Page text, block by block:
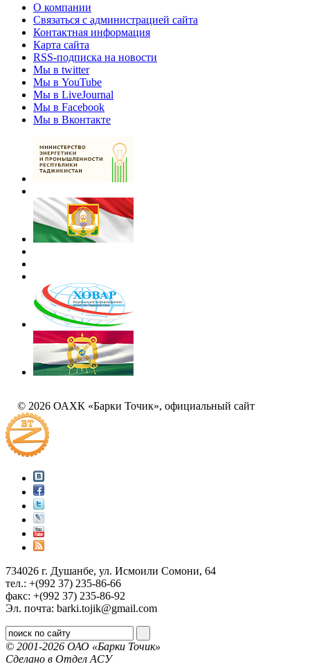
О компании
Связаться с администрацией сайта
Контактная информация
Карта сайта
RSS-подписка на новости
Мы в twitter
Мы в YouTube
Мы в LiveJournal
Мы в Facebook
Мы в Вконтакте
© 2026 ОАХК «Барки Точик», официальный сайт
734026 г. Душанбе, ул. Исмоили Сомони, 64
тел.: +(992 37) 235-86-66
факс: +(992 37) 235-86-92
Эл. почта: barki.tojik@gmail.соm
© 2001-2026 ОАО «Барки Точик»
Сделано в Отдел АСУ